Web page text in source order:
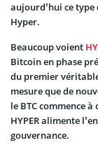
aujourd’hui ce
Hyper.
Beaucoup voient
Bitcoin en phase
du premier
mesure que de
le BTC commence
HYPER alimente
gouvernance.